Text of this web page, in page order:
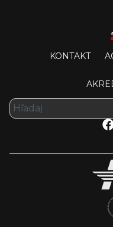
KONTAKT